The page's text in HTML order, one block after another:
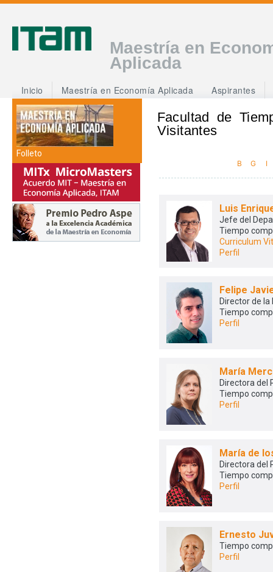
Maestría en
Aplicada
Inicio Maestría en Economía Aplicada Aspirantes
Facultad de
Visitantes
B G I
Luis
Jefe del
Tiempo
Curriculum
Perfil
Felipe
Director de
Tiempo
Perfil
María
Directora del
Tiempo
Perfil
María de
Directora del
Tiempo
Perfil
Ernesto
Tiempo
Perfil
Folleto